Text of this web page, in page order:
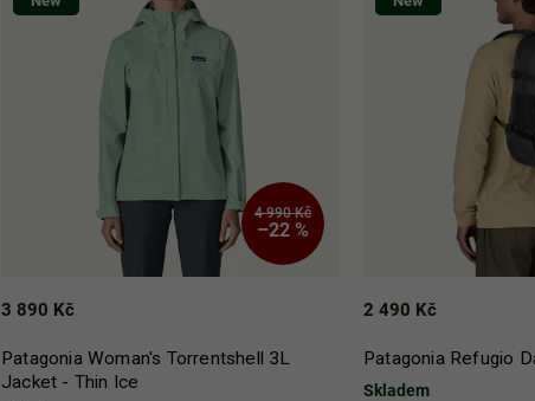
4 990 Kč
–22 %
Patagonia Woman's Torrentshell 3L
Jacket - Thin Ice
3 890 Kč
Patagonia Refugio
Skladem
2 490 Kč